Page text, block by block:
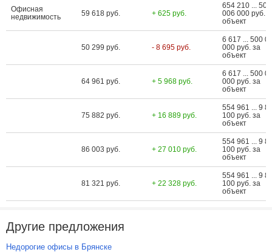
Офисная
недвижимость
59 618 руб. + 625 руб.
654 210 ... 500
006 000 руб.
объект
50 299 руб. - 8 695 руб.
6 617 ... 500
000 руб. за
объект
64 961 руб. + 5 968 руб.
6 617 ... 500
000 руб. за
объект
75 882 руб. + 16 889 руб.
554 961 ... 9
100 руб. за
объект
86 003 руб. + 27 010 руб.
554 961 ... 9
100 руб. за
объект
81 321 руб. + 22 328 руб.
554 961 ... 9
100 руб. за
объект
Другие предложения
Недорогие офисы в Брянске